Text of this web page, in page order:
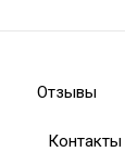
Отзывы
Контакты